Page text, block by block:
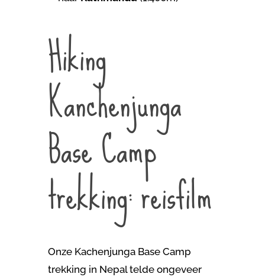
Hiking
Kanchenjunga
Base Camp
trekking: reisfilm
Onze Kachenjunga Base Camp
trekking in Nepal telde ongeveer